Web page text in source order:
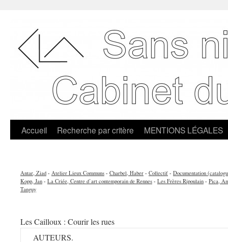
Accueil Recherche par critère MENTIONS LÉGALES
Antar, Ziad - Atelier Lieux Communs - Charbel, Haber - Collectif - Documentation
Kopp, Jan - La Criée, Centre d’art contemporain de Rennes - Les Frères Ripoulain - Pica,
Tanguy
Les Cailloux : Courir les rues
AUTEURS.